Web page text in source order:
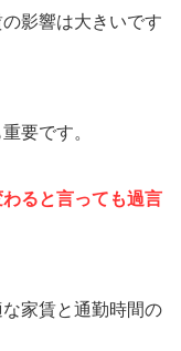
影響は大きいです
要です。
ると言っても過言
家賃と通勤時間の